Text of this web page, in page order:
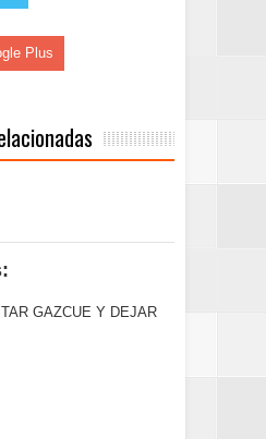
Plus
GAZCUE Y DEJAR